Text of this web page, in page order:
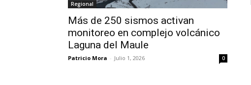
Regional
Más de 250 sismos activan
monitoreo en complejo volcánico
Laguna del Maule
Patricio Mora - Julio 1, 2026 0